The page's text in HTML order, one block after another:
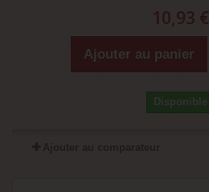
10,93 €
Ajouter au panier
Disponible